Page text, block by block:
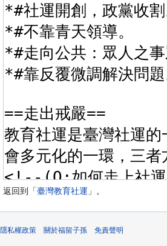
返回到「臺灣教育社運 」。
隱私權政策 關於福留子孫 免責聲明